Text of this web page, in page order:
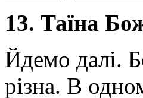
13. Таїна
Йдемо далі.
різна. В